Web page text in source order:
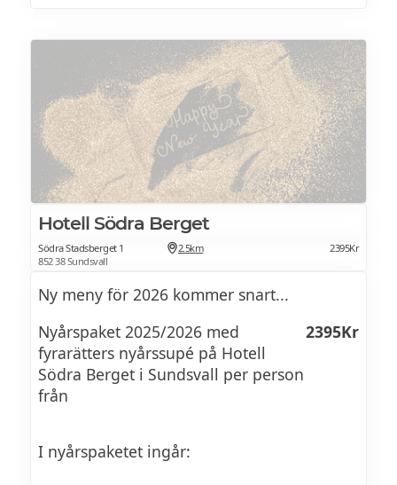
NYÅRSMENY
Välkomstbubbel ingår
Servering 1
Gravat hjortinnanlår med jordärtskocka,
granskottsmajonnäs & krasse
Servering 2
Kalixlöjrom med potatiskaka,
västerbottensost, crème fraîche, rödlök,
gräslök & dill
Servering 3
Oxfilé med potatisgratäng, tryffelsås,
svartkål & sotad steklök
Hotell Södra Berget
Södra Stadsberget 1
852 38 Sundsvall
2.5km 2395Kr
Ny meny för 2026 kommer snart...
Nyårspaket 2025/2026 med
fyrarätters nyårssupé på Hotell
Södra Berget i Sundsvall per person
från
2395Kr
I nyårspaketet ingår: